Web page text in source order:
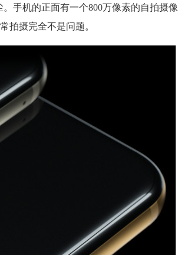
手机的正面有一个800万像素的自拍摄像
拍摄完全不是问题。